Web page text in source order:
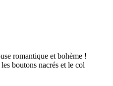
romantique et bohème !
boutons nacrés et le col